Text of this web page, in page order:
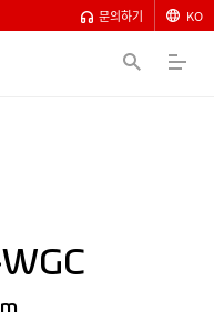
문의하기 KO